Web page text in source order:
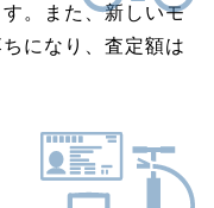
。また、新しいモ
になり、査定額は